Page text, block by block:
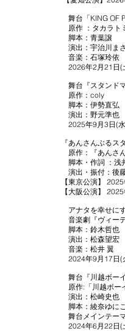
舞台「KING OF
原作 ：タカラト
脚本：青葉譲
演出：宇治川ま
音楽：石塚玲依
2026年2月21日(
舞台『スタンド
原作：coly
脚本：伊勢直弘
演出：野元準也
2025年9月3日(
『あんさんぶるス
原作：『あんさ
脚本・作詞 ：浅
演出・振付：後
【東京公演】
【大阪公演】
アナタを幸せに
音楽劇『ヴィー
脚本：鈴木哲也
演出：松森望宏
音楽：松井 翼
2024年9月17日(
舞台『川越ボー
原作:「川越ボー
演出：松崎史也
脚本：綾奈ゆにこ
舞台メインテー
2024年6月22日(